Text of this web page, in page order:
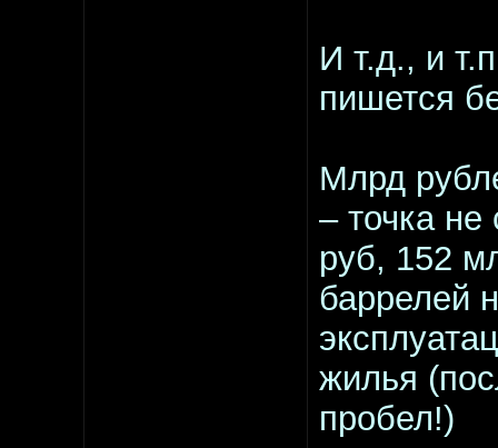
И т.д., и
пишется
Млрд
– точка
руб, 152
жилья
пробел!)